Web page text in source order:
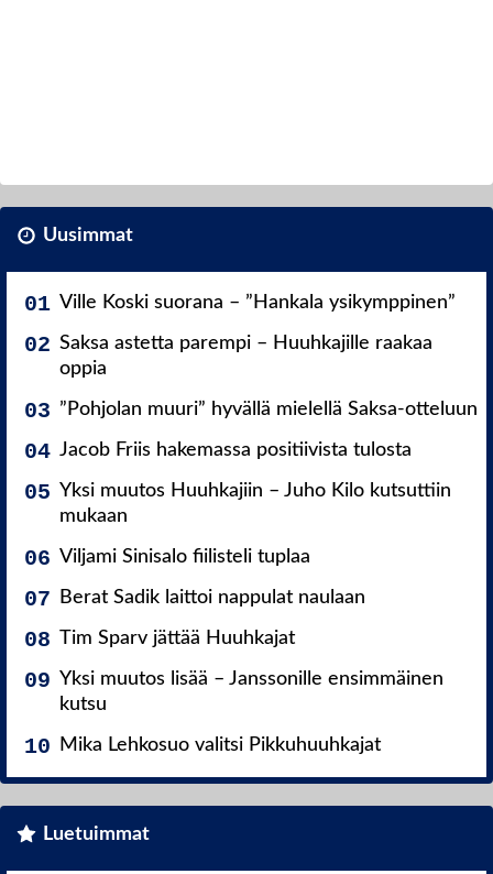
Uusimmat
Ville Koski suorana – ”Hankala ysikymppinen”
Saksa astetta parempi – Huuhkajille raakaa
oppia
”Pohjolan muuri” hyvällä mielellä Saksa-otteluun
Jacob Friis hakemassa positiivista tulosta
Yksi muutos Huuhkajiin – Juho Kilo kutsuttiin
mukaan
Viljami Sinisalo fiilisteli tuplaa
Berat Sadik laittoi nappulat naulaan
Tim Sparv jättää Huuhkajat
Yksi muutos lisää – Janssonille ensimmäinen
kutsu
Mika Lehkosuo valitsi Pikkuhuuhkajat
Luetuimmat